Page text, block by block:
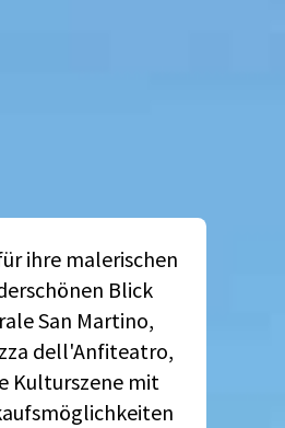
ihre malerischen
Blick
San Martino,
dell'Anfiteatro,
Kulturszene mit